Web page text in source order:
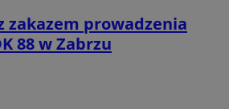
zakazem prowadzenia
88 w Zabrzu